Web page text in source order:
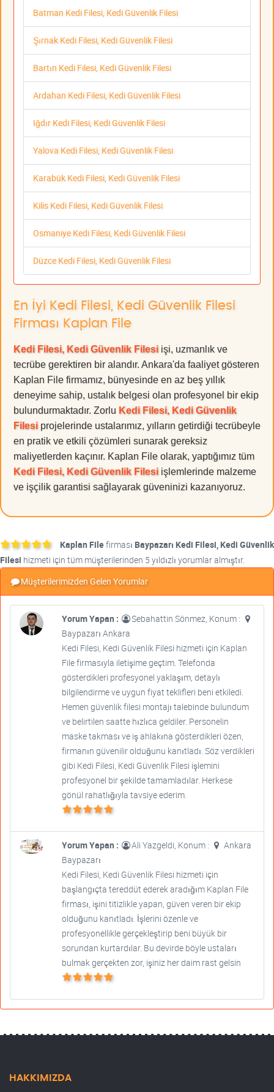
Batman Kedi Filesi, Kedi Güvenlik Filesi
Şırnak Kedi Filesi, Kedi Güvenlik Filesi
Bartın Kedi Filesi, Kedi Güvenlik Filesi
Ardahan Kedi Filesi, Kedi Güvenlik Filesi
Iğdır Kedi Filesi, Kedi Güvenlik Filesi
Yalova Kedi Filesi, Kedi Güvenlik Filesi
Karabük Kedi Filesi, Kedi Güvenlik Filesi
Kilis Kedi Filesi, Kedi Güvenlik Filesi
Osmaniye Kedi Filesi, Kedi Güvenlik Filesi
Düzce Kedi Filesi, Kedi Güvenlik Filesi
En İyi Kedi Filesi, Kedi Güvenlik Filesi
Firması Kaplan File
Kedi Filesi, Kedi Güvenlik Filesi işi, uzmanlık ve
tecrübe gerektiren bir alandır. Ankara'da faaliyet gösteren
Kaplan File firmamız, bünyesinde en az beş yıllık
deneyime sahip, ustalık belgesi olan profesyonel bir ekip
bulundurmaktadır. Zorlu Kedi Filesi, Kedi Güvenlik
Filesi projelerinde ustalarımız, yılların getirdiği tecrübeyle
en pratik ve etkili çözümleri sunarak gereksiz
maliyetlerden kaçınır. Kaplan File olarak, yaptığımız tüm
Kedi Filesi, Kedi Güvenlik Filesi işlemlerinde malzeme
ve işçilik garantisi sağlayarak güveninizi kazanıyoruz.
Kaplan Filefirması Baypazarı Kedi Filesi, Kedi Güvenlik
Filesi hizmeti için tüm müşterilerinden 5 yıldızlı yorumlar almıştır.
Müşterilerimizden Gelen Yorumlar
Yorum Yapan :
Sebahattin Sönmez, Konum :
Baypazarı Ankara
Kedi Filesi, Kedi Güvenlik Filesi hizmeti için Kaplan
File firmasıyla iletişime geçtim. Telefonda
gösterdikleri profesyonel yaklaşım, detaylı
bilgilendirme ve uygun fiyat teklifleri beni etkiledi.
Hemen güvenlik filesi montajı talebinde bulundum
ve belirtilen saatte hızlıca geldiler. Personelin
maske takması ve iş ahlakına gösterdikleri özen,
firmanın güvenilir olduğunu kanıtladı. Söz verdikleri
gibi Kedi Filesi, Kedi Güvenlik Filesi işlemini
profesyonel bir şekilde tamamladılar. Herkese
gönül rahatlığıyla tavsiye ederim.
Yorum Yapan : Ali Yazgeldi, Konum :
Ankara
Baypazarı
Kedi Filesi, Kedi Güvenlik Filesi hizmeti için
başlangıçta tereddüt ederek aradığım Kaplan File
firması, işini titizlikle yapan, güven veren bir ekip
olduğunu kanıtladı. İşlerini özenle ve
profesyonellikle gerçekleştirip beni büyük bir
sorundan kurtardılar. Bu devirde böyle ustaları
bulmak gerçekten zor, işiniz her daim rast gelsin
HAKKIMIZDA